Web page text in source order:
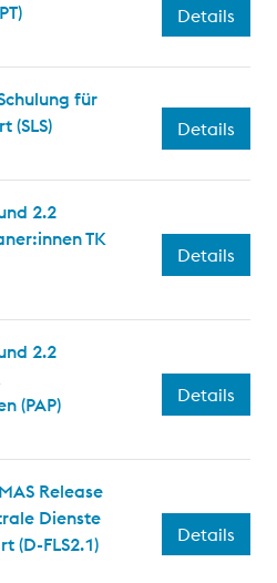
Details
für
(SLS)
Details
2.2
TK
Details
2.2
(PAP)
Details
Release
Dienste
(D-FLS2.1)
Details